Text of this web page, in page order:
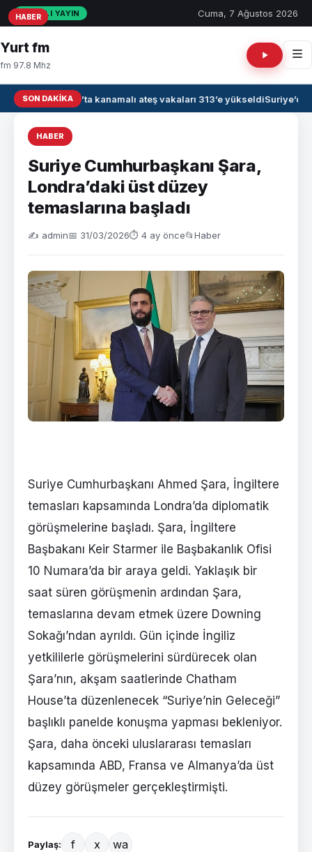
CANLI YAYIN Cuma, 7 Ağustos 2026
Yurt fm
fm 97.8 Mhz
SON DAKIKAIrak’ta kanamalı ateş vakaları 313’e yükseldiSuriye’de
HABER
Suriye Cumhurbaşkanı Şara,
Londra’daki üst düzey
temaslarına başladı
✍️ admin📅 31/03/2026⏱ 4 ay önce📂Haber
Suriye Cumhurbaşkanı Ahmed Şara, İngiltere
temasları kapsamında Londra’da diplomatik
görüşmelerine başladı. Şara, İngiltere
Başbakanı Keir Starmer ile Başbakanlık Ofisi
10 Numara’da bir araya geldi. Yaklaşık bir
saat süren görüşmenin ardından Şara,
temaslarına devam etmek üzere Downing
Sokağı’ndan ayrıldı. Gün içinde İngiliz
yetkililerle görüşmelerini sürdürecek olan
Şara’nın, akşam saatlerinde Chatham
House’ta düzenlenecek “Suriye’nin Geleceği”
başlıklı panelde konuşma yapması bekleniyor.
Şara, daha önceki uluslararası temasları
kapsamında ABD, Fransa ve Almanya’da üst
düzey görüşmeler gerçekleştirmişti.
Paylaş: f x wa
HABER
HABER
HABER